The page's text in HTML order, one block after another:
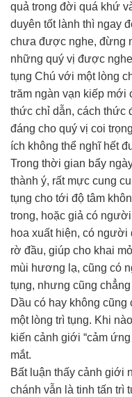
quả trong đời quá khứ
duyên tốt lành thì ngay
chưa được nghe, đừng
những quý vị được
tụng Chú với một lòng
trăm ngàn vạn kiếp mới
thức chỉ dẫn, cách thức
đáng cho quý vị coi
ích không thể nghĩ hết
Trong thời gian bẩy
thành ý, rất mực cung
tụng cho tới độ tâm
trong, hoặc giả có
hoa xuất hiện, có
rờ đầu, giúp cho khai
mùi hương lạ, cũng có
tụng, nhưng cũng
Dầu có hay không
một lòng trì tụng. Khi
kiến cảnh giới “cảm
mắt.
Bất luận thấy cảnh giới
chánh vẫn là tinh tấn trì